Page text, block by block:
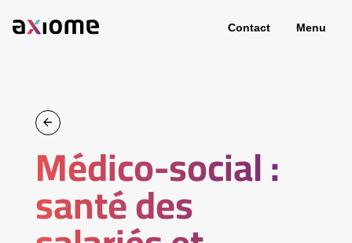
Contact Menu
Médico-social :
santé des